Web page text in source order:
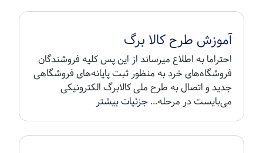
آموزش طرح کالا برگ
احتراما به اطلاع میرساند از این پس کلیه فروشندگان
فروشگاه‌های خرد به ‌منظور ثبت پایانه‌های فروشگاهی
جدید و اتصال به طرح ملی کالابرگ الکترونیکی
می‌بایست در مرحله...جزئیات بیشتر